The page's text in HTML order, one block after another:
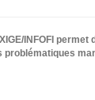
INFOFI permet
problématiques